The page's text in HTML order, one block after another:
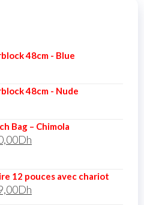
48cm - Blue
48cm - Nude
Bag – Chimola
Dh
12 pouces avec chariot
Dh